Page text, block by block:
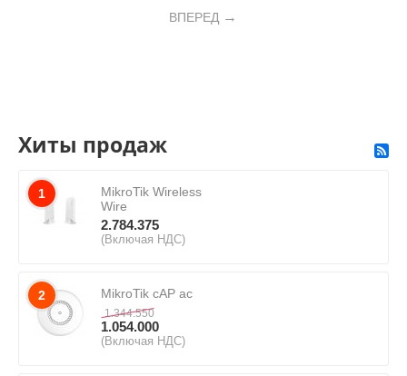
ВПЕРЕД
Хиты продаж
1
MikroTik Wireless
Wire
2.784.375
(Включая НДС)
2 MikroTik cAP ac
1.344.550
1.054.000
(Включая НДС)